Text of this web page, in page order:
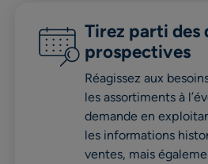
Tirez parti des
prospectives
Réagissez aux
les assortiments à
demande en
les informations
ventes, mais